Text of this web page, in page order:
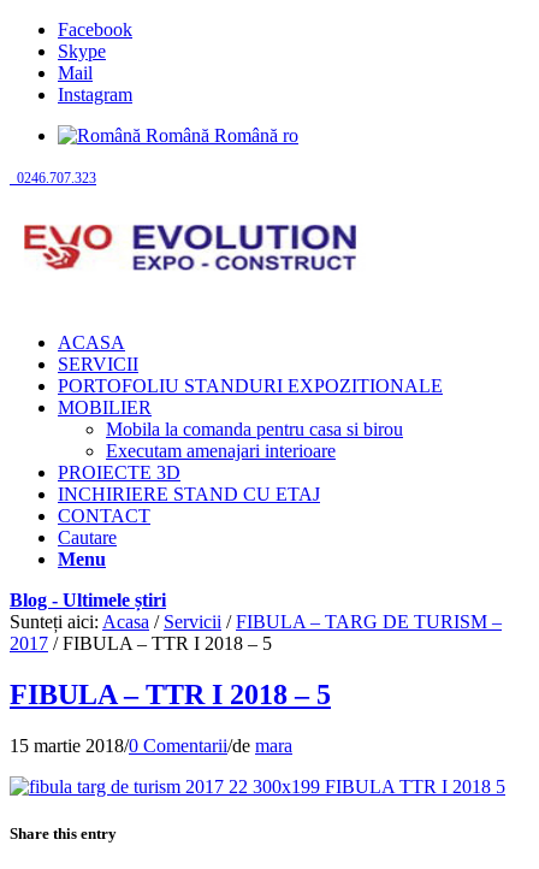
Facebook
Skype
Mail
Instagram
Română Română ro
0246.707.323
ACASA
SERVICII
PORTOFOLIU STANDURI EXPOZITIONALE
MOBILIER
Mobila la comanda pentru casa si birou
Executam amenajari interioare
PROIECTE 3D
INCHIRIERE STAND CU ETAJ
CONTACT
Cautare
Menu
Blog - Ultimele știri
Sunteți aici: Acasa / Servicii / FIBULA – TARG DE TURISM –
2017 / FIBULA – TTR I 2018 – 5
FIBULA – TTR I 2018 – 5
15 martie 2018/0 Comentarii/de mara
Share this entry